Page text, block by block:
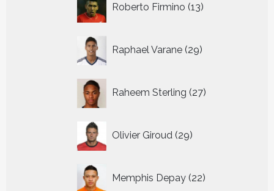
Roberto Firmino 13
producten
Raphael Varane 29
producten
Raheem Sterling 27
producten
Olivier Giroud 29
producten
Memphis Depay 22
producten